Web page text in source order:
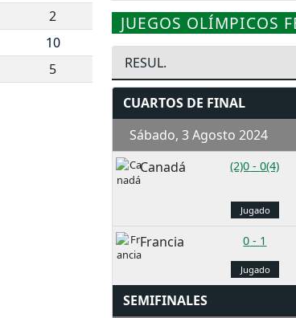
2
10
5
JUEGOS OLÍMPICOS
RESUL.
CUARTOS DE FINAL
Sábado, 3 Agosto 2024
Canadá
(2)0 -0(4)
Jugado
Francia 0 - 1
Jugado
SEMIFINALES